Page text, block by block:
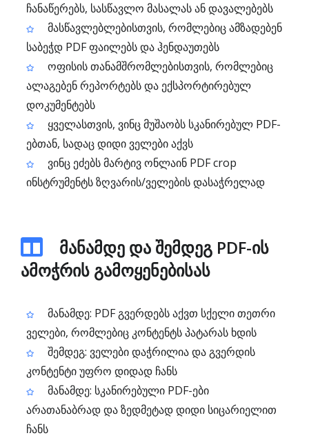
ჩანაწერებს, სასწავლო მასალას ან დავალებებს
მასწავლებლებისთვის, რომლებიც ამზადებენ
საბეჭდ PDF ფაილებს და ჰენდაუთებს
ოფისის თანამშრომლებისთვის, რომლებიც
ალაგებენ რეპორტებს და ექსპორტირებულ
დოკუმენტებს
ყველასთვის, ვინც მუშაობს სკანირებულ PDF-
ებთან, სადაც დიდი ველები აქვს
ვინც ეძებს მარტივ ონლაინ PDF crop
ინსტრუმენტს ზღვარის/ველების დასაჭრელად
მანამდე და შემდეგ PDF-ის
ამოჭრის გამოყენებისას
მანამდე: PDF გვერდებს აქვთ სქელი თეთრი
ველები, რომლებიც კონტენტს პატარას ხდის
შემდეგ: ველები დაჭრილია და გვერდის
კონტენტი უფრო დიდად ჩანს
მანამდე: სკანირებული PDF-ები
არათანაბრად და ზედმეტად დიდი სიცარიელით
ჩანს